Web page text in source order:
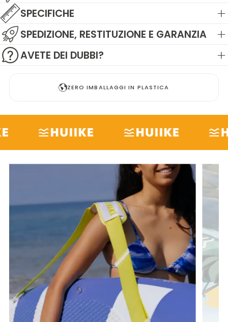
SPECIFICHE
SPEDIZIONE, RESTITUZIONE E GARANZIA
AVETE DEI DUBBI?
ZERO IMBALLAGGI IN PLASTICA